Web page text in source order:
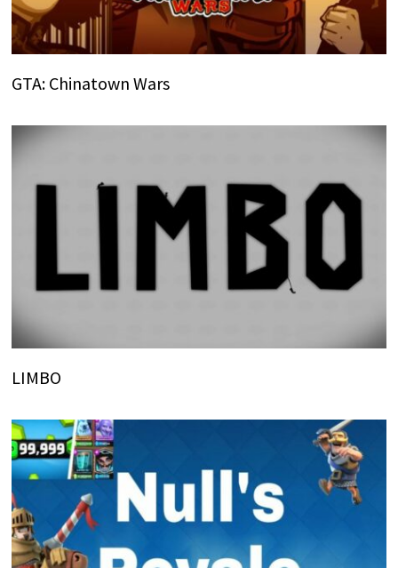
GTA: Chinatown Wars
LIMBO